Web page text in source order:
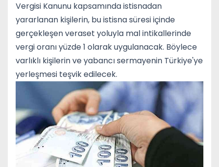
Vergisi Kanunu kapsamında istisnadan
yararlanan kişilerin, bu istisna süresi içinde
gerçekleşen veraset yoluyla mal intikallerinde
vergi oranı yüzde 1 olarak uygulanacak. Böylece
varlıklı kişilerin ve yabancı sermayenin Türkiye'ye
yerleşmesi teşvik edilecek.